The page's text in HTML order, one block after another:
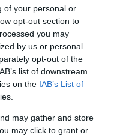
of your personal or
opt-out section to
you may
by us or personal
opt-out of the
list of downstream
on the IAB’s List of
may gather and store
may click to grant or